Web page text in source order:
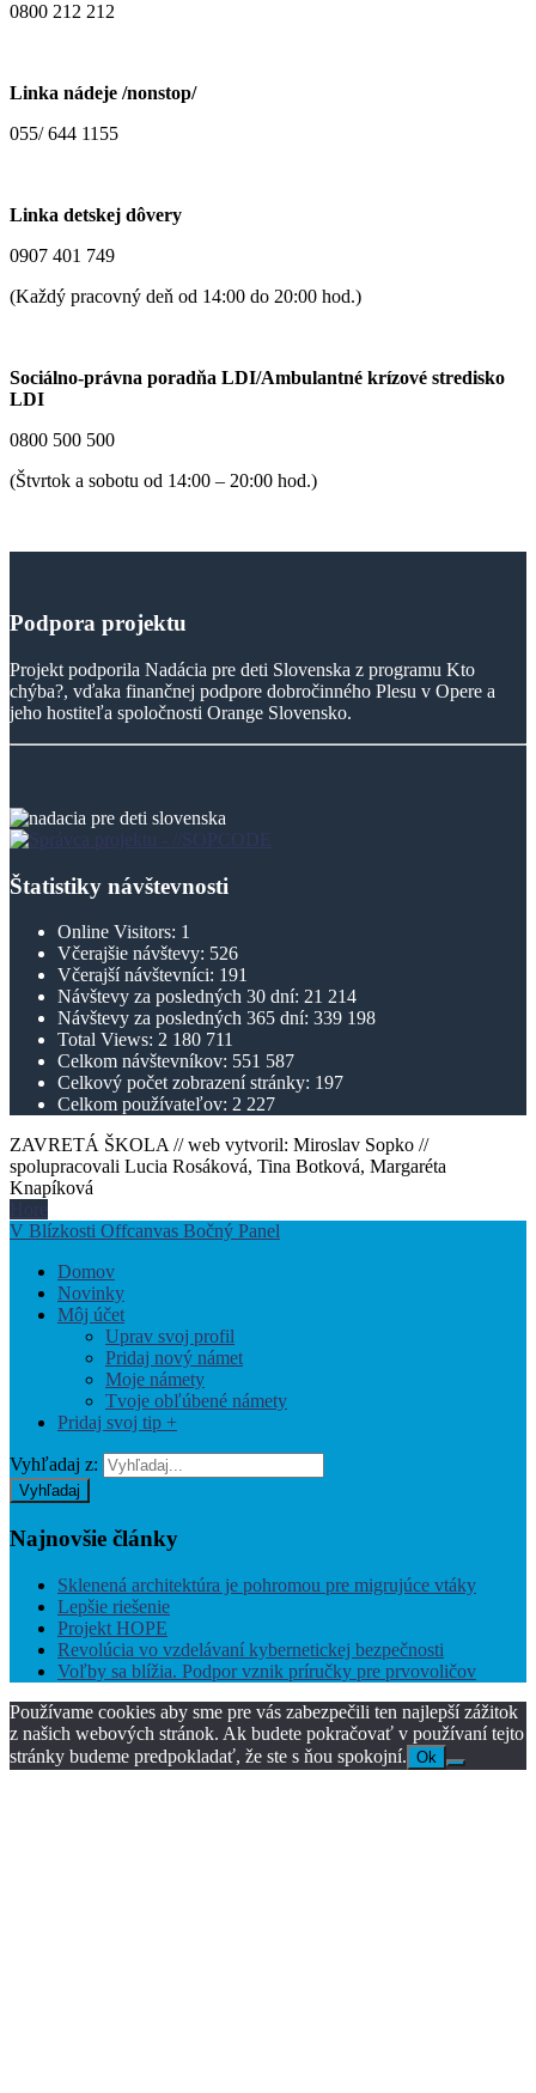
0800 212 212
Linka nádeje /nonstop/
055/ 644 1155
Linka detskej dôvery
0907 401 749
(Každý pracovný deň od 14:00 do 20:00 hod.)
Sociálno-právna poradňa LDI/Ambulantné krízové stredisko
LDI
0800 500 500
(Štvrtok a sobotu od 14:00 – 20:00 hod.)
Podpora projektu
Projekt podporila Nadácia pre deti Slovenska z programu Kto
chýba?, vďaka finančnej podpore dobročinného Plesu v Opere a
jeho hostiteľa spoločnosti Orange Slovensko.
Štatistiky návštevnosti
Online Visitors: 1
Včerajšie návštevy: 526
Včerajší návštevníci: 191
Návštevy za posledných 30 dní: 21 214
Návštevy za posledných 365 dní: 339 198
Total Views: 2 180 711
Celkom návštevníkov: 551 587
Celkový počet zobrazení stránky: 197
Celkom používateľov: 2 227
ZAVRETÁ ŠKOLA // web vytvoril: Miroslav Sopko //
spolupracovali Lucia Rosáková, Tina Botková, Margaréta
Knapíková
Hore
V Blízkosti Offcanvas Bočný Panel
Domov
Novinky
Môj účet
Uprav svoj profil
Pridaj nový námet
Moje námety
Tvoje obľúbené námety
Pridaj svoj tip +
Vyhľadaj z:
Vyhľadaj
Najnovšie články
Sklenená architektúra je pohromou pre migrujúce vtáky
Lepšie riešenie
Projekt HOPE
Revolúcia vo vzdelávaní kybernetickej bezpečnosti
Voľby sa blížia. Podpor vznik príručky pre prvovoličov
Používame cookies aby sme pre vás zabezpečili ten najlepší zážitok
z našich webových stránok. Ak budete pokračovať v používaní tejto
stránky budeme predpokladať, že ste s ňou spokojní. Ok